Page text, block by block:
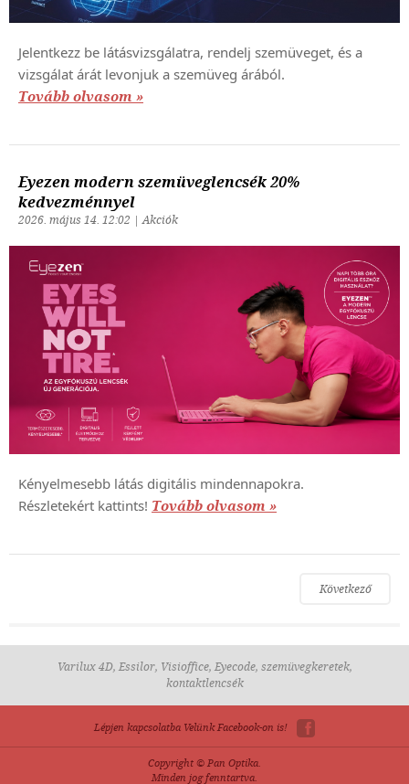
Jelentkezz be látásvizsgálatra, rendelj szemüveget, és a
vizsgálat árát levonjuk a szemüveg árából.
Tovább olvasom »
Eyezen modern szemüveglencsék 20%
kedvezménnyel
2026. május 14. 12:02 | Akciók
Kényelmesebb látás digitális mindennapokra.
Részletekért kattints! Tovább olvasom »
Következő
Varilux 4D, Essilor, Visioffice, Eyecode, szemüvegkeretek,
kontaktlencsék
Lépjen kapcsolatba Velünk Facebook-on is!
Copyright © Pan Optika.
Minden jog fenntartva.